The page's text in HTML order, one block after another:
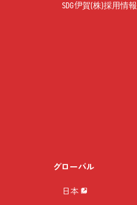
SDG伊賀(株)採用情報
グローバル
日本